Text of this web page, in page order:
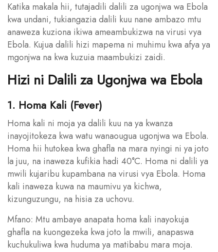
Katika makala hii, tutajadili dalili za ugonjwa wa Ebola
kwa undani, tukiangazia dalili kuu nane ambazo mtu
anaweza kuziona ikiwa ameambukizwa na virusi vya
Ebola. Kujua dalili hizi mapema ni muhimu kwa afya ya
mgonjwa na kwa kuzuia maambukizi zaidi.
Hizi ni Dalili za Ugonjwa wa Ebola
1. Homa Kali (Fever)
Homa kali ni moja ya dalili kuu na ya kwanza
inayojitokeza kwa watu wanaougua ugonjwa wa Ebola.
Homa hii hutokea kwa ghafla na mara nyingi ni ya joto
la juu, na inaweza kufikia hadi 40°C. Homa ni dalili ya
mwili kujaribu kupambana na virusi vya Ebola. Homa
kali inaweza kuwa na maumivu ya kichwa,
kizunguzungu, na hisia za uchovu.
Mfano: Mtu ambaye anapata homa kali inayokuja
ghafla na kuongezeka kwa joto la mwili, anapaswa
kuchukuliwa kwa huduma ya matibabu mara moja.